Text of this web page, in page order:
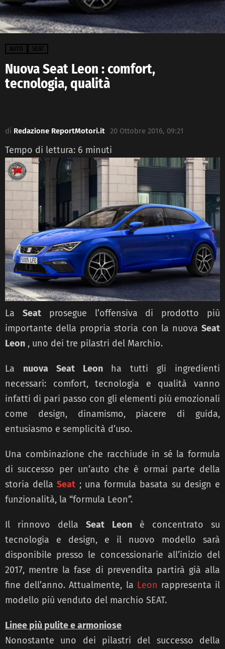
AUTO SEAT
Nuova Seat Leon : comfort,
tecnologia, qualità
di Redazione ReportMotori.it 20 Ottobre 2016, 09:21
Tempo di lettura: 6 minuti
La Seatprosegue l’offensiva di prodotto più
importante della propria storia con la nuova Seat
Leon , uno dei tre pilastri del Marchio.
La nuova Seat Leonha tutti gli ingredienti
necessari: comfort, tecnologia e qualità vanno
infatti di pari passo con gli elementi più emozionali
come design, dinamismo, piacere di guida,
entusiasmo e semplicità d’uso.
Una combinazione che racchiude in sé la formula
di successo per un’auto che è ormai parte della
storia dellaSeat ; una formula basata su design e
funzionalità, la “formula Leon”.
Il rinnovo dellaSeat Leonè concentrato su
tecnologia e design, e il nuovo modello sarà
disponibile presso le concessionarie all’inizio del
2017, mentre la fase di prevendita partirà già alla
fine dell’anno. Attualmente, la Leon rappresenta il
modello più venduto del marchio SEAT.
Linee più pulite e armoniose
Nonostante uno dei pilastri del successo della